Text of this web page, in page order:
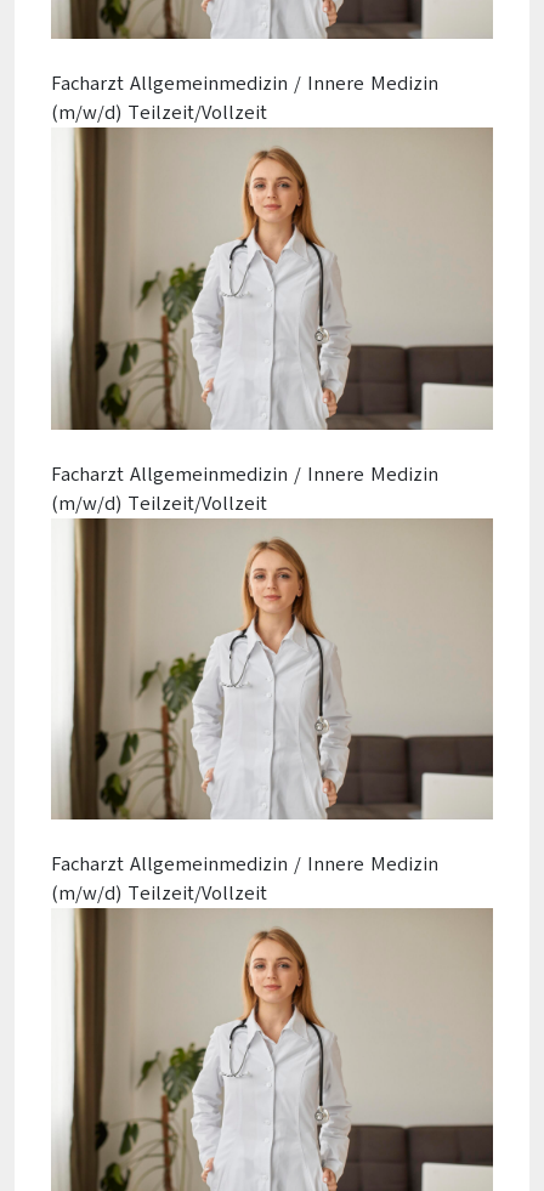
Facharzt Allgemeinmedizin / Innere Medizin
(m/w/d) Teilzeit/Vollzeit
Facharzt Allgemeinmedizin / Innere Medizin
(m/w/d) Teilzeit/Vollzeit
Facharzt Allgemeinmedizin / Innere Medizin
(m/w/d) Teilzeit/Vollzeit